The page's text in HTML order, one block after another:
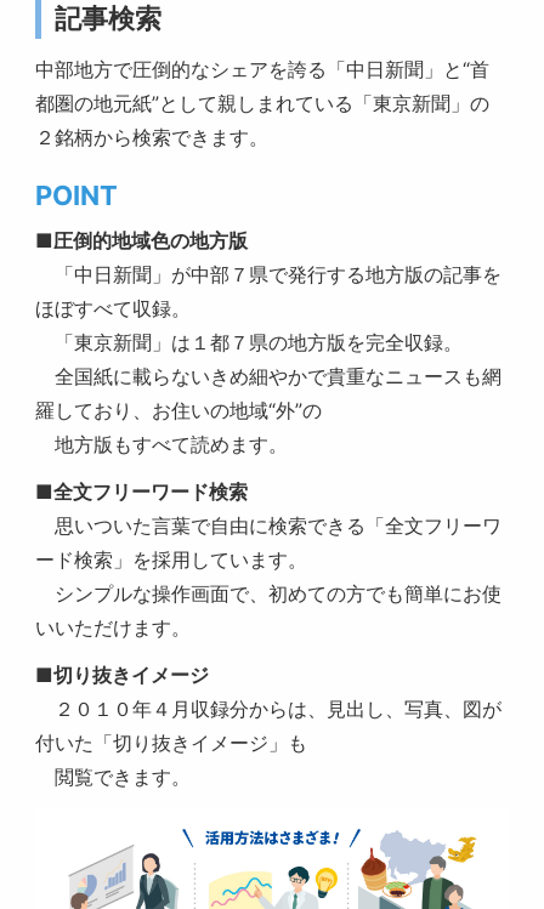
記事検索
中部地方で圧倒的なシェアを誇る「中日新聞」と“首
都圏の地元紙”として親しまれている「東京新聞」の
２銘柄から検索できます。
POINT
■圧倒的地域色の地方版
「中日新聞」が中部７県で発行する地方版の記事を
ほぼすべて収録。
「東京新聞」は１都７県の地方版を完全収録。
全国紙に載らないきめ細やかで貴重なニュースも網
羅しており、お住いの地域“外”の
地方版もすべて読めます。
■全文フリーワード検索
思いついた言葉で自由に検索できる「全文フリーワ
ード検索」を採用しています。
シンプルな操作画面で、初めての方でも簡単にお使
いいただけます。
■切り抜きイメージ
２０１０年４月収録分からは、見出し、写真、図が
付いた「切り抜きイメージ」も
閲覧できます。